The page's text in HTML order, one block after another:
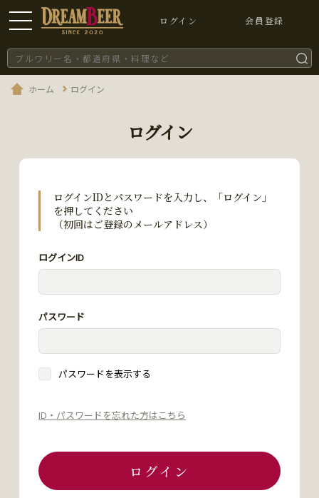
ログイン 会員登録
ホーム ログイン
ログイン
ログインIDとパスワードを入力し、「ログイン」
を押してください
（初回はご登録のメールアドレス）
ログインID
パスワード
パスワードを表示する
ID・パスワードを忘れた方はこちら
ログイン